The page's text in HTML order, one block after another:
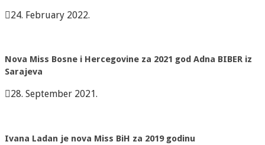
24. February 2022.
Nova Miss Bosne i Hercegovine za 2021 god Adna BIBER iz
Sarajeva
28. September 2021.
Ivana Ladan je nova Miss BiH za 2019 godinu